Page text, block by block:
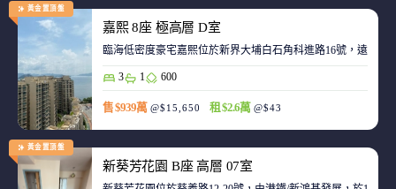
黃金置頂盤
嘉熙 8座 極高層 D室
臨海低密度豪宅嘉熙位於新界大埔白石角科進路16號，遠離
3 1 600
售 $939萬 @$15,650 租 $2.6萬 @$43
黃金置頂盤
新葵芳花園 B座 高層 07室